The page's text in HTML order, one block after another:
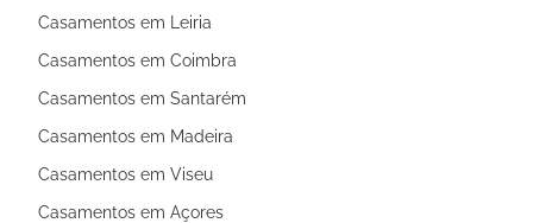
Casamentos em Leiria
Casamentos em Coimbra
Casamentos em Santarém
Casamentos em Madeira
Casamentos em Viseu
Casamentos em Açores